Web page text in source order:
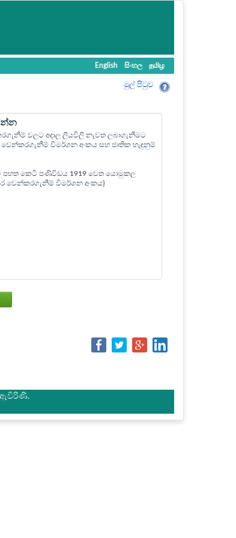
English සිංහල தமிழ
මුල් පි‍ටුව
වලට අදාල ලියවිලි නැවත ලබාගැනීමට
විමර්ශන අංකය සහ ජාතික හැඳුනුම්
පහත කෙටි පණිවිඩය 1919 වෙත යොමුකල
වෙන්කරගැනීම් විමර්ශන අංකය}
ඇවිරිණි.